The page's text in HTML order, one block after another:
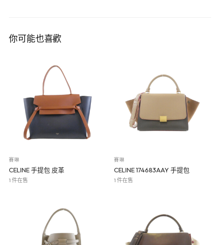
你可能也喜歡
賽琳
CELINE 手提包 皮革
1 件在售
賽琳
CELINE 174683AAY 手提包
1 件在售